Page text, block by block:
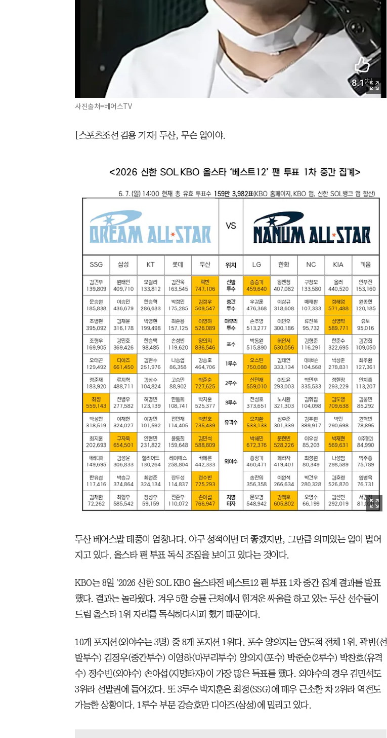
사진출처=베어스TV
[스포츠조선 김용 기자] 두산, 무슨 일이야.
두산 베어스발 태풍이 엄청나다. 야구 성적이면 더 좋겠지만, 그만큼 의미있는 일이 벌어
지고 있다. 올스타 팬 투표 독식 조짐을 보이고 있다는 것이다.
KBO는 8일 '2026 신한 SOL KBO 올스타전 베스트12 팬 투표 1차 중간 집계 결과를 발표
했다. 결과는 놀라웠다. 겨우 5할 승률 근처에서 힘겨운 싸움을 하고 있는 두산 선수들이
드림 올스타 1위 자리를 독식하다시피 했기 때문이다.
10개 포지션(외야수는 3명) 중 8개 포지션 1위다. 포수 양의지는 압도적 전체 1위. 곽빈(선
발투수) 김정우(중간투수) 이영하(마무리투수) 양의지(포수) 박준순(2루수) 박찬호(유격
수) 정수빈(외야수) 손아섭(지명타자)이 가장 많은 득표를 했다. 외야수의 경우 김민석도
3위라 선발권에 들어갔다. 또 3루수 박지훈은 최정(SSG)에 매우 근소한 차 2위라 역전도
가능한 상황이다. 1루수 부문 강승호만 디아즈(삼성)에 밀리고 있다.